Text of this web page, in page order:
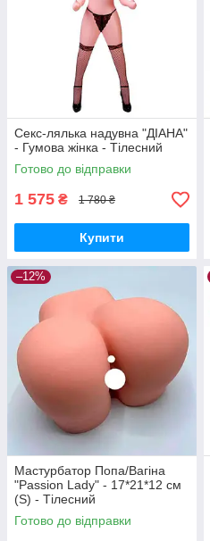
Секс-лялька надувна "ДІАНА"
- Гумова жінка - Тілесний
Готово до відправки
1 575 ₴ 1 780 ₴
Купити
–12%
Мастурбатор Попа/Вагіна
"Passion Lady" - 17*21*12 см
(S) - Тілесний
Готово до відправки